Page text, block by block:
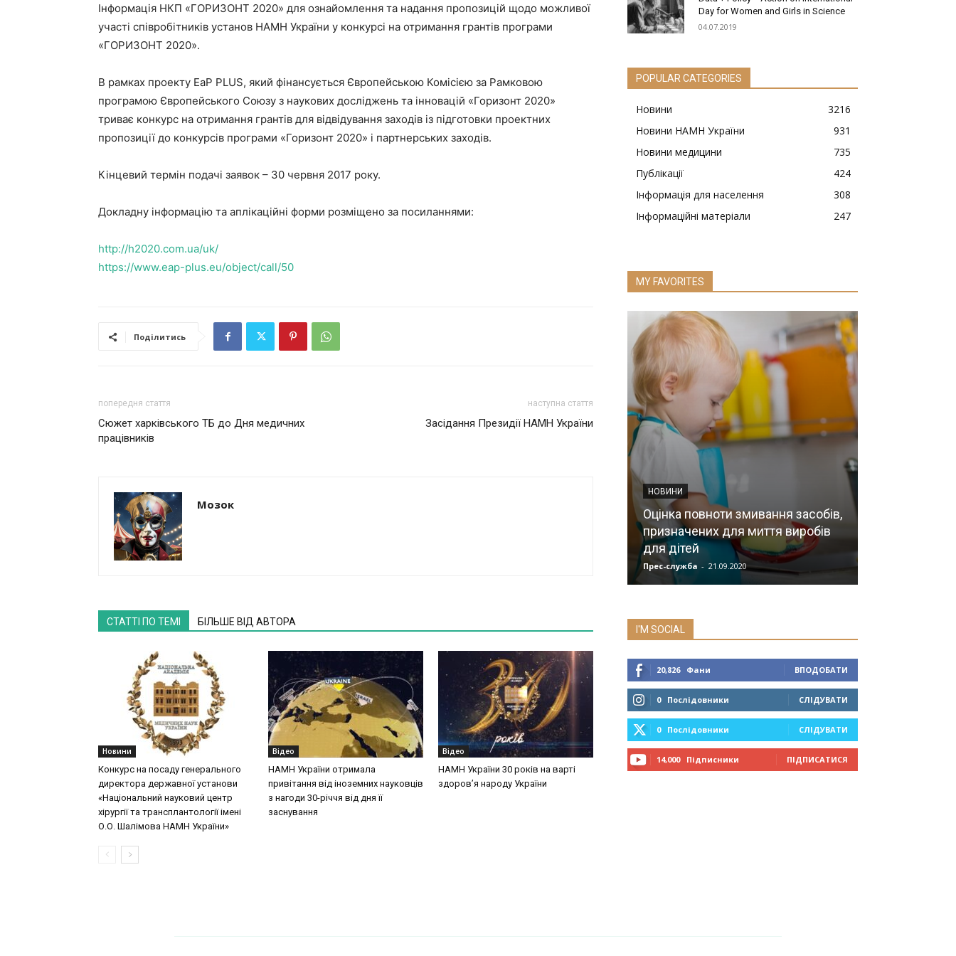
Інформація НКП «ГОРИЗОНТ 2020» для ознайомлення та надання пропозицій щодо можливої
участі співробітників установ НАМН України у конкурсі на отримання грантів програми
«ГОРИЗОНТ 2020».
В рамках проекту ЕaР PLUS, який фінансується Європейською Комісією за Рамковою
програмою Європейського Союзу з наукових досліджень та інновацій «Горизонт 2020»
триває конкурс на отримання грантів для відвідування заходів із підготовки проектних
пропозиції до конкурсів програми «Горизонт 2020» і партнерських заходів.
Кінцевий термін подачі заявок – 30 червня 2017 року.
Докладну інформацію та аплікаційні форми розміщено за посиланнями:
http://h2020.com.ua/uk/
https://www.eap-plus.eu/object/call/50
Поділитись
попередня стаття
Сюжет харківського ТБ до Дня медичних
працівників
наступна стаття
Засідання Президії НАМН України
Мозок
СТАТТІ ПО ТЕМІ БІЛЬШЕ ВІД АВТОРА
Новини
Конкурс на посаду генерального
директора державної установи
«Національний науковий центр
хірургії та трансплантології імені
О.О. Шалімова НАМН України»
Відео
НАМН України отримала
привітання від іноземних науковців
з нагоди 30-річчя від дня її
заснування
Відео
НАМН України 30 років на варті
здоров’я народу України
Day for Women and Girls in Science
04.07.2019
POPULAR CATEGORIES
Новини
3216
Новини НАМН України
931
Новини медицини
735
Публікації
424
Інформація для населення
308
Інформаційні матеріали
247
MY FAVORITES
НОВИНИ
Оцінка повноти змивання засобів,
призначених для миття виробів
для дітей
Прес-служба - 21.09.2020
I'M SOCIAL
20,826 Фани ВПОДОБАТИ
0 Послідовники СЛІДУВАТИ
0 Послідовники СЛІДУВАТИ
14,000 Підписники ПІДПИСАТИСЯ